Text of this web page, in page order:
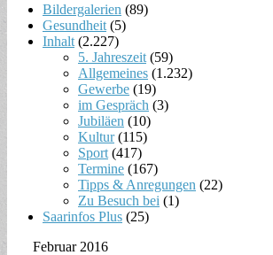
Bildergalerien (89)
Gesundheit (5)
Inhalt (2.227)
5. Jahreszeit (59)
Allgemeines (1.232)
Gewerbe (19)
im Gespräch (3)
Jubiläen (10)
Kultur(115)
Sport (417)
Termine (167)
Tipps & Anregungen (22)
Zu Besuch bei (1)
Saarinfos Plus (25)
Februar 2016